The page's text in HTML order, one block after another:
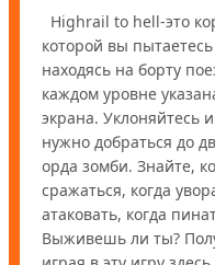
которой вы
находясь на борту
каждом уровне
экрана. Уклоняйтесь
нужно добраться до
орда зомби. Знайте,
сражаться, когда
атаковать, когда
Выживешь ли ты?